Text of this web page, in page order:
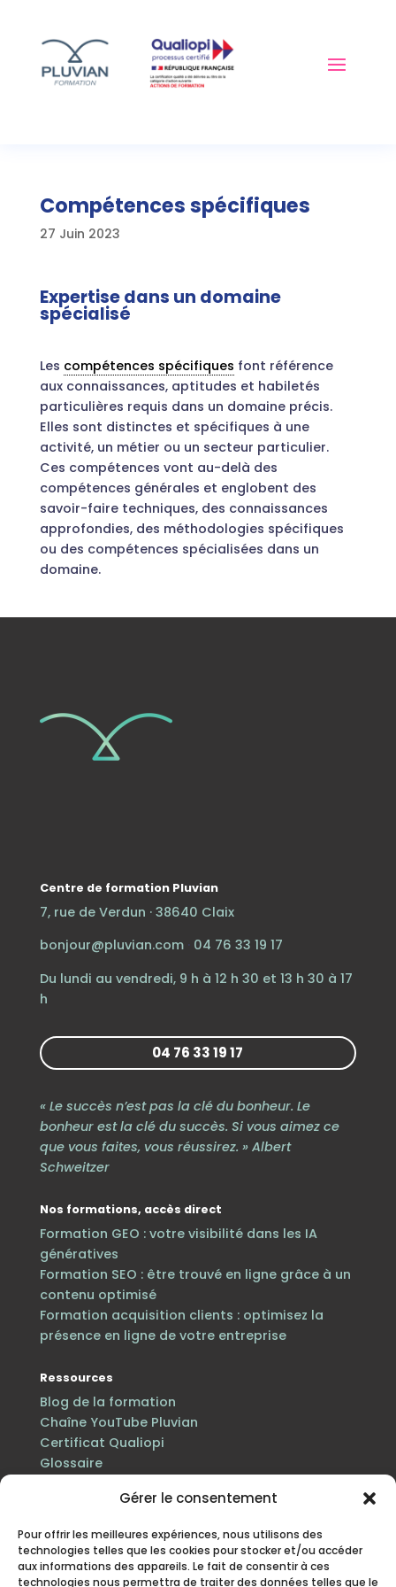
Gérer le consentement
Pour offrir les meilleures expériences, nous utilisons des
technologies telles que les cookies pour stocker et/ou accéder
aux informations des appareils. Le fait de consentir à ces
technologies nous permettra de traiter des données telles que le
Compétences spécifiques
27 Juin 2023
Expertise dans un domaine
spécialisé
Les compétences spécifiques font référence
aux connaissances, aptitudes et habiletés
particulières requis dans un domaine précis.
Elles sont distinctes et spécifiques à une
activité, un métier ou un secteur particulier.
Ces compétences vont au-delà des
compétences générales et englobent des
savoir-faire techniques, des connaissances
approfondies, des méthodologies spécifiques
ou des compétences spécialisées dans un
domaine.
Centre de formation Pluvian
7, rue de Verdun · 38640 Claix
bonjour@pluvian.com· 04 76 33 19 17
Du lundi au vendredi, 9 h à 12 h 30 et 13 h 30 à 17
h
04 76 33 19 17
« Le succès n’est pas la clé du bonheur. Le
bonheur est la clé du succès. Si vous aimez ce
que vous faites, vous réussirez. » Albert
Schweitzer
Nos formations, accès direct
Formation GEO : votre visibilité dans les IA
génératives
Formation SEO : être trouvé en ligne grâce à un
contenu optimisé
Formation acquisition clients : optimisez la
présence en ligne de votre entreprise
Ressources
Blog de la formation
Chaîne YouTube Pluvian
Certificat Qualiopi
Glossaire